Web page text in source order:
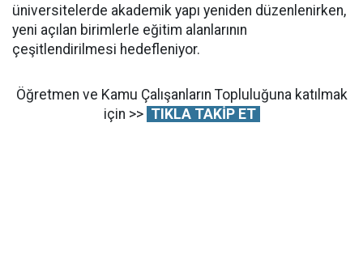
üniversitelerde akademik yapı yeniden düzenlenirken,
yeni açılan birimlerle eğitim alanlarının
çeşitlendirilmesi hedefleniyor.
Öğretmen ve Kamu Çalışanların Topluluğuna katılmak
için >> TIKLA TAKİP ET